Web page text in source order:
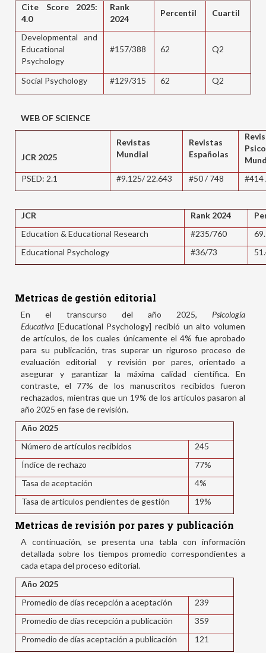
Cite Score 2025:
4.0
Rank
2024
Percentil Cuartil
Developmental and
Educational
Psychology
#157/388 62 Q2
Social Psychology #129/315 62 Q2
WEB OF SCIENCE
JCR 2025
Revistas
Mundial
Revistas
Españolas
PSED: 2.1
#9.125/ 22.643 #50 / 748 #414
JCR Rank 2024
Education & Educational Research
#235/760
Educational Psychology
#36/73
Metricas de gestión editorial
En el transcurso del año 2025, Psicología
Educativa [Educational Psychology] recibió un alto volumen
de artículos, de los cuales únicamente el 4% fue aprobado
para su publicación, tras superar un riguroso proceso de
evaluación editorial y revisión por pares, orientado a
asegurar y garantizar la máxima calidad científica. En
contraste, el 77% de los manuscritos recibidos fueron
rechazados, mientras que un 19% de los artículos pasaron al
año 2025 en fase de revisión.
Año 2025
Número de artículos recibidos
245
Índice de rechazo
77%
Tasa de aceptación
4%
Tasa de artículos pendientes de gestión
19%
Metricas de revisión por pares y publicación
A continuación, se presenta una tabla con información
detallada sobre los tiempos promedio correspondientes a
cada etapa del proceso editorial.
Año 2025
Promedio de días recepción a aceptación
239
Promedio de días recepción a publicación
359
Promedio de días aceptación a publicación
121